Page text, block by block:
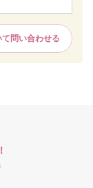
問い合わせる